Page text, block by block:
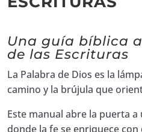
Quiz Biblia 5. Manual de
6. Manual de Estudio Bíblico
7. Manual de Estudio
Una guía bíblica
de las Escrituras
La Palabra de Dios es la
camino y la brújula que
Este manual abre la puerta
donde la fe se enriquece